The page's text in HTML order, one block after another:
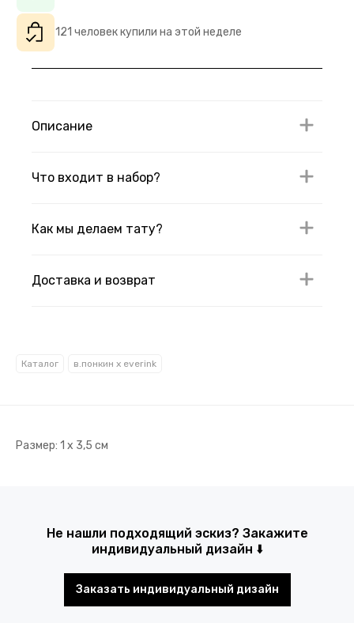
121 человек купили на этой неделе
Описание
Что входит в набор?
Как мы делаем тату?
Доставка и возврат
Каталог в.понкин x everink
Размер: 1 х 3,5 см
Не нашли подходящий эскиз? Закажите
индивидуальный дизайн ⬇️
Заказать индивидуальный дизайн